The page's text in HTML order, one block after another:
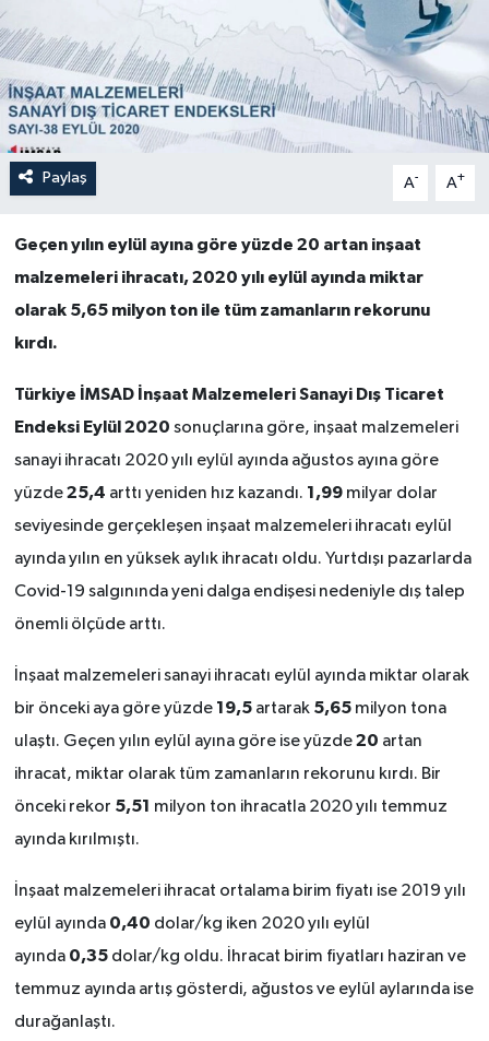
Paylaş A- A+
Geçen yılın eylül ayına göre yüzde 20 artan inşaat
malzemeleri ihracatı, 2020 yılı eylül ayında miktar
olarak 5,65 milyon ton ile tüm zamanların rekorunu
kırdı.
Türkiye İMSAD İnşaat Malzemeleri Sanayi Dış Ticaret
Endeksi Eylül 2020 sonuçlarına göre, inşaat malzemeleri
sanayi ihracatı 2020 yılı eylül ayında ağustos ayına göre
yüzde25,4 arttı yeniden hız kazandı. 1,99milyar dolar
seviyesinde gerçekleşen inşaat malzemeleri ihracatı eylül
ayında yılın en yüksek aylık ihracatı oldu. Yurtdışı pazarlarda
Covid-19 salgınında yeni dalga endişesi nedeniyle dış talep
önemli ölçüde arttı.
İnşaat malzemeleri sanayi ihracatı eylül ayında miktar olarak
bir önceki aya göre yüzde 19,5artarak 5,65 milyon tona
ulaştı. Geçen yılın eylül ayına göre ise yüzde20 artan
ihracat, miktar olarak tüm zamanların rekorunu kırdı. Bir
önceki rekor 5,51 milyon ton ihracatla 2020 yılı temmuz
ayında kırılmıştı.
İnşaat malzemeleri ihracat ortalama birim fiyatı ise 2019 yılı
eylül ayında 0,40 dolar/kg iken 2020 yılı eylül
ayında 0,35dolar/kg oldu. İhracat birim fiyatları haziran ve
temmuz ayında artış gösterdi, ağustos ve eylül aylarında ise
durağanlaştı.